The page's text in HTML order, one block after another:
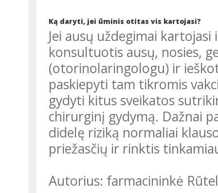
Ką daryti, jei ūminis otitas vis kartojasi?
Jei ausų uždegimai kartojasi itin dažnai, tuomet būtina
konsultuotis ausų, nosies,
(otorinolaringologu) ir
paskiepyti tam tikromis
gydyti kitus sveikatos
chirurginį gydymą. Dažnai
didelę riziką normaliai
priežasčių ir rinktis
Autorius: farmacininkė